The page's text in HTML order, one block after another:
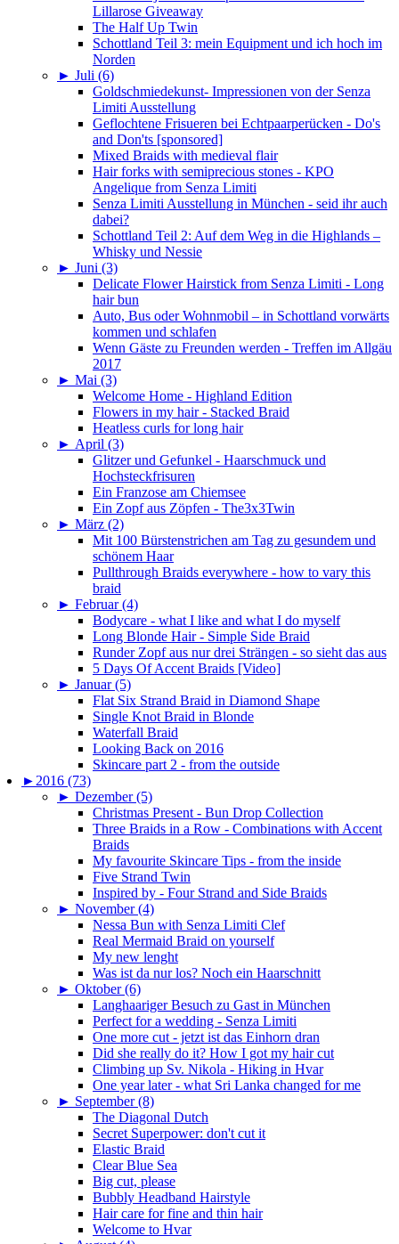
Lillarose Giveaway
The Half Up Twin
Schottland Teil 3: mein Equipment und ich hoch im
Norden
► Juli (6)
Goldschmiedekunst- Impressionen von der Senza
Limiti Ausstellung
Geflochtene Frisueren bei Echtpaarperücken - Do's
and Don'ts [sponsored]
Mixed Braids with medieval flair
Hair forks with semiprecious stones - KPO
Angelique from Senza Limiti
Senza Limiti Ausstellung in München - seid ihr auch
dabei?
Schottland Teil 2: Auf dem Weg in die Highlands –
Whisky und Nessie
► Juni (3)
Delicate Flower Hairstick from Senza Limiti - Long
hair bun
Auto, Bus oder Wohnmobil – in Schottland vorwärts
kommen und schlafen
Wenn Gäste zu Freunden werden - Treffen im Allgäu
2017
► Mai (3)
Welcome Home - Highland Edition
Flowers in my hair - Stacked Braid
Heatless curls for long hair
► April (3)
Glitzer und Gefunkel - Haarschmuck und
Hochsteckfrisuren
Ein Franzose am Chiemsee
Ein Zopf aus Zöpfen - The3x3Twin
► März (2)
Mit 100 Bürstenstrichen am Tag zu gesundem und
schönem Haar
Pullthrough Braids everywhere - how to vary this
braid
► Februar (4)
Bodycare - what I like and what I do myself
Long Blonde Hair - Simple Side Braid
Runder Zopf aus nur drei Strängen - so sieht das aus
5 Days Of Accent Braids [Video]
► Januar (5)
Flat Six Strand Braid in Diamond Shape
Single Knot Braid in Blonde
Waterfall Braid
Looking Back on 2016
Skincare part 2 - from the outside
► 2016 (73)
► Dezember (5)
Christmas Present - Bun Drop Collection
Three Braids in a Row - Combinations with Accent
Braids
My favourite Skincare Tips - from the inside
Five Strand Twin
Inspired by - Four Strand and Side Braids
► November (4)
Nessa Bun with Senza Limiti Clef
Real Mermaid Braid on yourself
My new lenght
Was ist da nur los? Noch ein Haarschnitt
► Oktober (6)
Langhaariger Besuch zu Gast in München
Perfect for a wedding - Senza Limiti
One more cut - jetzt ist das Einhorn dran
Did she really do it? How I got my hair cut
Climbing up Sv. Nikola - Hiking in Hvar
One year later - what Sri Lanka changed for me
► September (8)
The Diagonal Dutch
Secret Superpower: don't cut it
Elastic Braid
Clear Blue Sea
Big cut, please
Bubbly Headband Hairstyle
Hair care for fine and thin hair
Welcome to Hvar